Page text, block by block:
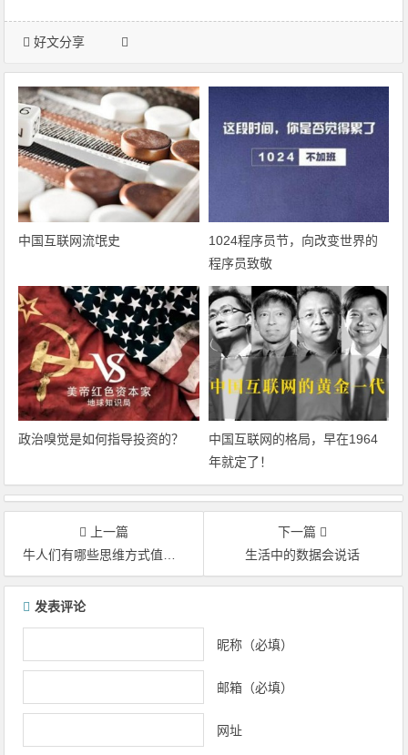
好文分享
中国互联网流氓史
1024程序员节，向改变世界的
程序员致敬
政治嗅觉是如何指导投资的？
中国互联网的格局，早在1964
年就定了！
上一篇
牛人们有哪些思维方式值得我们学习
下一篇
生活中的数据会说话
文章导航
发表评论
昵称（必填）
邮箱（必填）
网址